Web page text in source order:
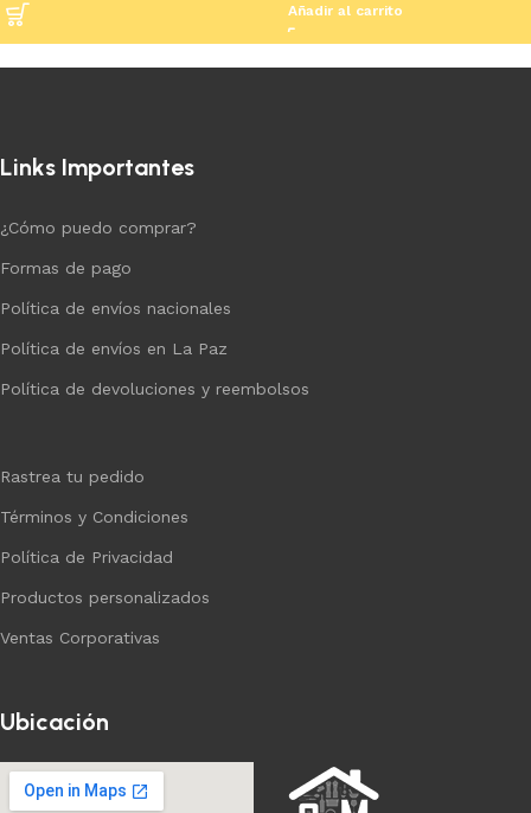
Añadir al carrito
Links Importantes
¿Cómo puedo comprar?
Formas de pago
Política de envíos nacionales
Política de envíos en La Paz
Política de devoluciones y reembolsos
Rastrea tu pedido
Términos y Condiciones
Política de Privacidad
Productos personalizados
Ventas Corporativas
Ubicación